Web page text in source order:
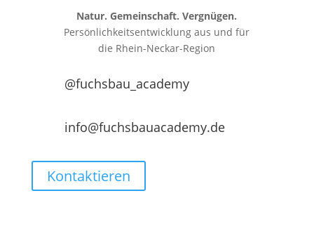
Natur. Gemeinschaft. Vergnügen.
Persönlichkeitsentwicklung aus und für
die Rhein-Neckar-Region
@fuchsbau_academy
info@fuchsbauacademy.de
Kontaktieren